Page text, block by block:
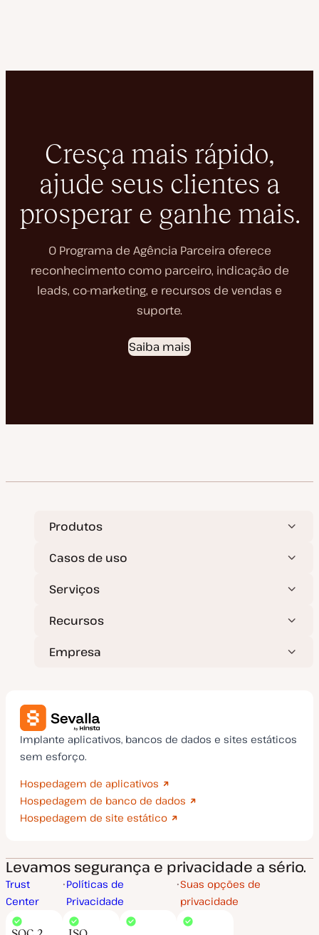
Cresça mais rápido,
ajude seus clientes a
prosperar e ganhe mais.
O Programa de Agência Parceira oferece
reconhecimento como parceiro, indicação de
leads, co-marketing, e recursos de vendas e
suporte.
Saiba mais
Produtos
Casos de uso
Serviços
Recursos
Empresa
Implante aplicativos, bancos de dados e sites estáticos
sem esforço.
Hospedagem de aplicativos
Hospedagem de banco de dados
Hospedagem de site estático
Levamos segurança e privacidade a sério.
Trust
Center
Políticas de
Privacidade
Suas opções de
privacidade